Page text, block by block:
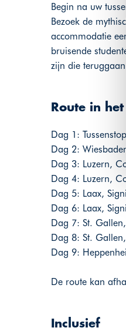
Begin na uw
Bezoek de
accommodatie
bruisende
zijn die teruggaan
Route in
Dag 1:
Dag 2:
Dag 3: Luzern,
Dag 4: Luzern,
Dag 5: Laax,
Dag 6: Laax,
Dag 7: St.
Dag 8: St.
Dag 9:
De route kan
Inclusief